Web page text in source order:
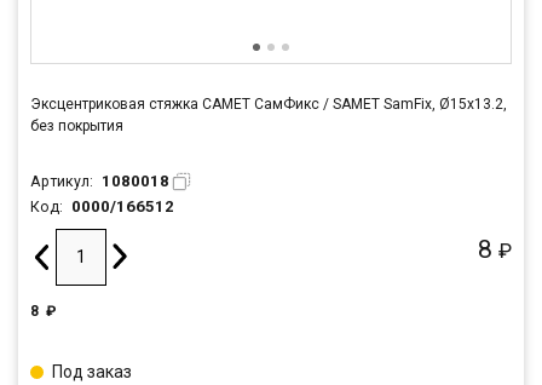
Эксцентриковая стяжка САМЕТ СамФикс / SAMET SamFix, Ø15х13.2,
без покрытия
Артикул: 1080018
Код: 0000/166512
8 ₽
8 ₽
Под заказ